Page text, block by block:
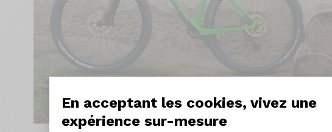
En acceptant les cookies, vivez une
expérience sur-mesure